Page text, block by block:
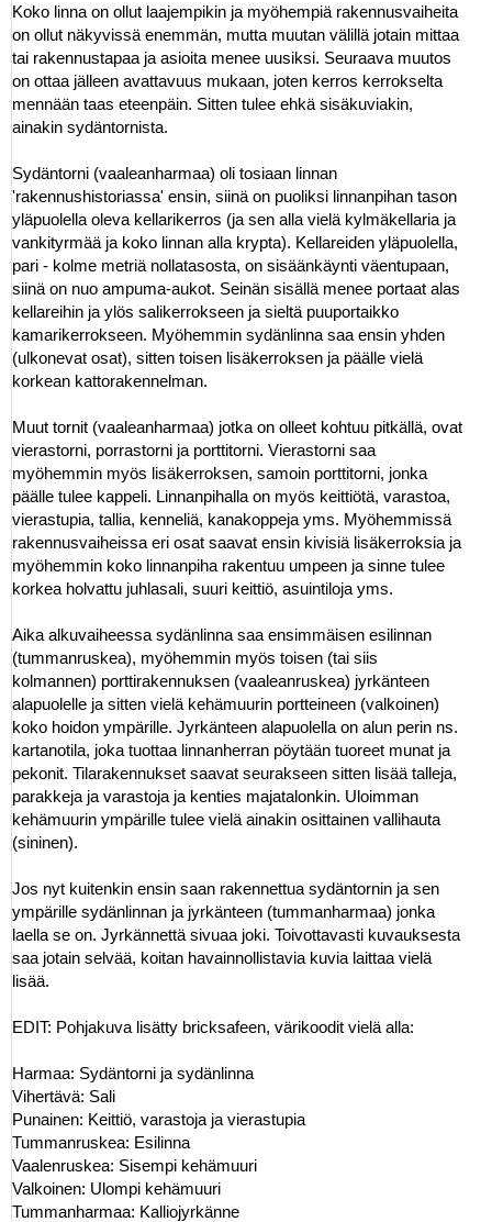
Koko linna on ollut laajempikin ja myöhempiä rakennusvaiheita
on ollut näkyvissä enemmän, mutta muutan välillä jotain mittaa
tai rakennustapaa ja asioita menee uusiksi. Seuraava muutos
on ottaa jälleen avattavuus mukaan, joten kerros kerrokselta
mennään taas eteenpäin. Sitten tulee ehkä sisäkuviakin,
ainakin sydäntornista.
Sydäntorni (vaaleanharmaa) oli tosiaan linnan
'rakennushistoriassa' ensin, siinä on puoliksi linnanpihan tason
yläpuolella oleva kellarikerros (ja sen alla vielä kylmäkellaria ja
vankityrmää ja koko linnan alla krypta). Kellareiden yläpuolella,
pari - kolme metriä nollatasosta, on sisäänkäynti väentupaan,
siinä on nuo ampuma-aukot. Seinän sisällä menee portaat alas
kellareihin ja ylös salikerrokseen ja sieltä puuportaikko
kamarikerrokseen. Myöhemmin sydänlinna saa ensin yhden
(ulkonevat osat), sitten toisen lisäkerroksen ja päälle vielä
korkean kattorakennelman.
Muut tornit (vaaleanharmaa) jotka on olleet kohtuu pitkällä, ovat
vierastorni, porrastorni ja porttitorni. Vierastorni saa
myöhemmin myös lisäkerroksen, samoin porttitorni, jonka
päälle tulee kappeli. Linnanpihalla on myös keittiötä, varastoa,
vierastupia, tallia, kenneliä, kanakoppeja yms. Myöhemmissä
rakennusvaiheissa eri osat saavat ensin kivisiä lisäkerroksia ja
myöhemmin koko linnanpiha rakentuu umpeen ja sinne tulee
korkea holvattu juhlasali, suuri keittiö, asuintiloja yms.
Aika alkuvaiheessa sydänlinna saa ensimmäisen esilinnan
(tummanruskea), myöhemmin myös toisen (tai siis
kolmannen) porttirakennuksen (vaaleanruskea) jyrkänteen
alapuolelle ja sitten vielä kehämuurin portteineen (valkoinen)
koko hoidon ympärille. Jyrkänteen alapuolella on alun perin ns.
kartanotila, joka tuottaa linnanherran pöytään tuoreet munat ja
pekonit. Tilarakennukset saavat seurakseen sitten lisää talleja,
parakkeja ja varastoja ja kenties majatalonkin. Uloimman
kehämuurin ympärille tulee vielä ainakin osittainen vallihauta
(sininen).
Jos nyt kuitenkin ensin saan rakennettua sydäntornin ja sen
ympärille sydänlinnan ja jyrkänteen (tummanharmaa) jonka
laella se on. Jyrkännettä sivuaa joki. Toivottavasti kuvauksesta
saa jotain selvää, koitan havainnollistavia kuvia laittaa vielä
lisää.
EDIT: Pohjakuva lisätty bricksafeen, värikoodit vielä alla:
Harmaa: Sydäntorni ja sydänlinna
Vihertävä: Sali
Punainen: Keittiö, varastoja ja vierastupia
Tummanruskea: Esilinna
Vaalenruskea: Sisempi kehämuuri
Valkoinen: Ulompi kehämuuri
Tummanharmaa: Kalliojyrkänne